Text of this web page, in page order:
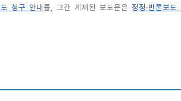
청구 안내를, 그간 게재된 보도문은 정정·반론보도